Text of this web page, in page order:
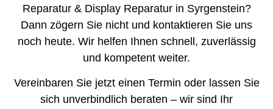
Reparatur & Display Reparatur in Syrgenstein?
Dann zögern Sie nicht und kontaktieren Sie uns
noch heute. Wir helfen Ihnen schnell, zuverlässig
und kompetent weiter.
Vereinbaren Sie jetzt einen Termin oder lassen Sie
sich unverbindlich beraten – wir sind Ihr